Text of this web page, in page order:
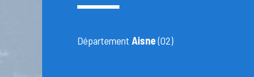
Département Aisne(02)